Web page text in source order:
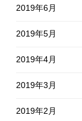
2019年6月
2019年5月
2019年4月
2019年3月
2019年2月